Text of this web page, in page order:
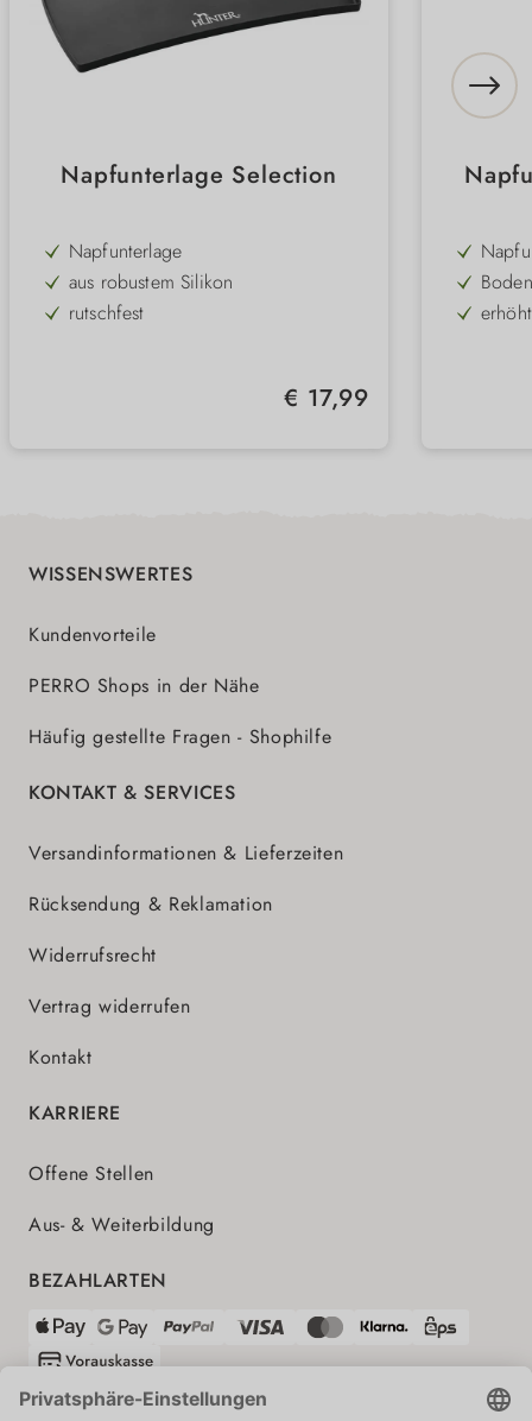
Napfunterlage Selection
Napfunterlage
aus robustem Silikon
rutschfest
in der Spülmaschine zu reinigenRegulärer Preis:
€ 17,99
WISSENSWERTES
Kundenvorteile
PERRO Shops in der Nähe
Häufig gestellte Fragen - Shophilfe
KONTAKT & SERVICES
Versandinformationen & Lieferzeiten
Rücksendung & Reklamation
Widerrufsrecht
Vertrag widerrufen
Kontakt
KARRIERE
Offene Stellen
Aus- & Weiterbildung
BEZAHLARTEN
VERSANDPARTNER